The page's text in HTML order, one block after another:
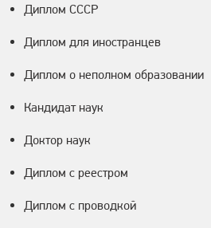
Диплом СССР
Диплом для иностранцев
Диплом о неполном образовании
Кандидат наук
Доктор наук
Диплом с реестром
Диплом с проводкой